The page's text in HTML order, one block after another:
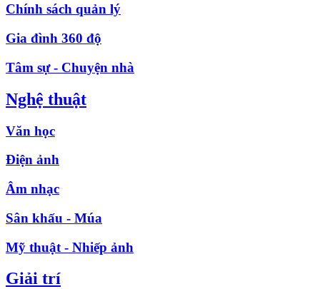
Chính sách quản lý
Gia đình 360 độ
Tâm sự - Chuyện nhà
Nghệ thuật
Văn học
Điện ảnh
Âm nhạc
Sân khấu - Múa
Mỹ thuật - Nhiếp ảnh
Giải trí